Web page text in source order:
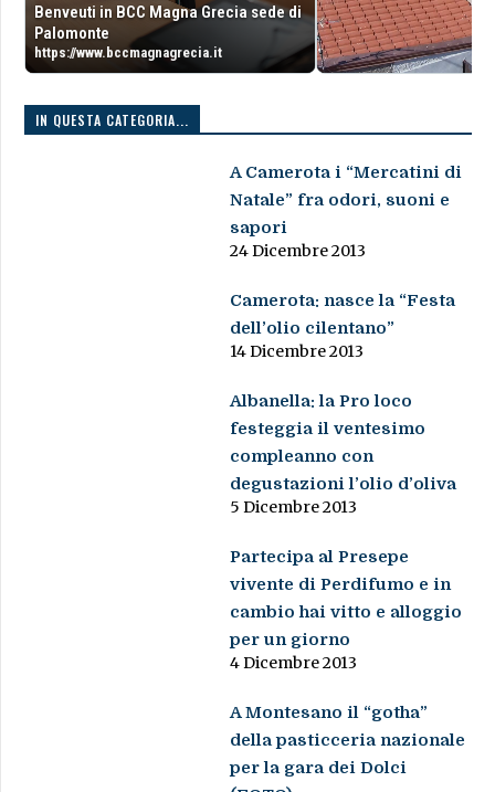
Benveuti in BCC Magna Grecia sede di
Palomonte
https://www.bccmagnagrecia.it
IN QUESTA CATEGORIA...
A Camerota i “Mercatini di
Natale” fra odori, suoni e
sapori
24 Dicembre 2013
Camerota: nasce la “Festa
dell’olio cilentano”
14 Dicembre 2013
Albanella: la Pro loco
festeggia il ventesimo
compleanno con
degustazioni l’olio d’oliva
5 Dicembre 2013
Partecipa al Presepe
vivente di Perdifumo e in
cambio hai vitto e alloggio
per un giorno
4 Dicembre 2013
A Montesano il “gotha”
della pasticceria nazionale
per la gara dei Dolci